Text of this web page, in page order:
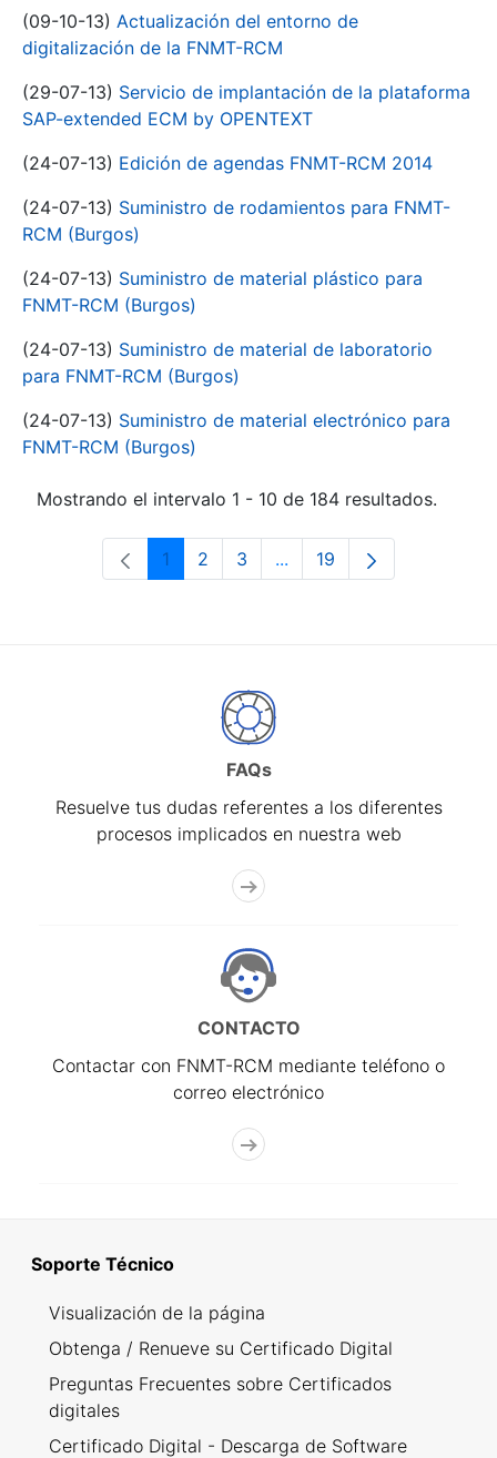
(09-10-13) Actualización del entorno de
digitalización de la FNMT-RCM
(29-07-13) Servicio de implantación de la plataforma
SAP-extended ECM by OPENTEXT
(24-07-13) Edición de agendas FNMT-RCM 2014
(24-07-13) Suministro de rodamientos para FNMT-
RCM (Burgos)
(24-07-13) Suministro de material plástico para
FNMT-RCM (Burgos)
(24-07-13) Suministro de material de laboratorio
para FNMT-RCM (Burgos)
(24-07-13) Suministro de material electrónico para
FNMT-RCM (Burgos)
Mostrando el intervalo 1 - 10 de 184 resultados.
Página
1 Página
2 Página
3 ...Páginas intermedias Use
Página
19
FAQs
Resuelve tus dudas referentes a los diferentes
procesos implicados en nuestra web
CONTACTO
Contactar con FNMT-RCM mediante teléfono o
correo electrónico
Soporte Técnico
Visualización de la página
Obtenga / Renueve su Certificado Digital
Preguntas Frecuentes sobre Certificados
digitales
Certificado Digital - Descarga de Software